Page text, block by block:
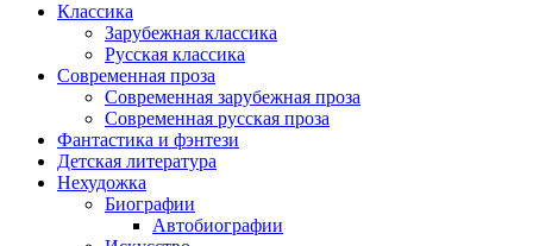
Классика
Зарубежная классика
Русская классика
Современная проза
Современная зарубежная проза
Современная русская проза
Фантастика и фэнтези
Детская литература
Нехудожка
Биографии
Автобиографии